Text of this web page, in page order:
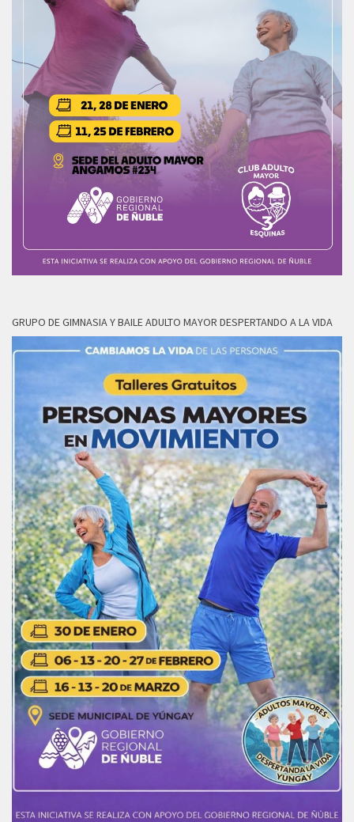
GRUPO DE GIMNASIA Y BAILE ADULTO MAYOR DESPERTANDO A LA VIDA